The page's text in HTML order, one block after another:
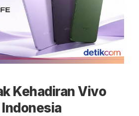
Kehadiran Vivo